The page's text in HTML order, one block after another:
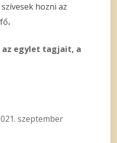
hozni az
fő.
egylet tagjait, a
szeptember